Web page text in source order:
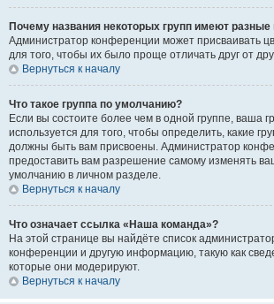
Почему названия некоторых групп имеют разные
Администратор конференции может присваивать
для того, чтобы их было проще отличать друг от
Вернуться к началу
Что такое группа по умолчанию?
Если вы состоите более чем в одной группе, ваша
используется для того, чтобы определить, какие
должны быть вам присвоены. Администратор
предоставить вам разрешение самому изменять
умолчанию в личном разделе.
Вернуться к началу
Что означает ссылка «Наша команда»?
На этой странице вы найдёте список
конференции и другую информацию, такую как
которые они модерируют.
Вернуться к началу